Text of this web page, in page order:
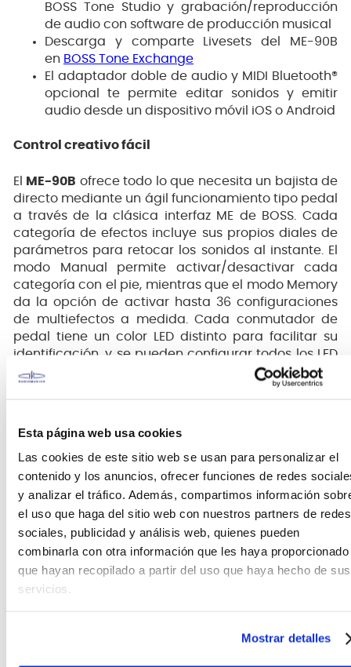
Esta página web usa cookies
Las cookies de este sitio web se usan para personalizar el
contenido y los anuncios, ofrecer funciones de redes
y analizar el tráfico. Además, compartimos información
el uso que haga del sitio web con nuestros partners de redes
sociales, publicidad y análisis web, quienes pueden
combinarla con otra información que les haya proporcionado
que hayan recopilado a partir del uso que haya hecho de sus
servicios.
Mostrar detalles
BOSS Tone Studio y grabación/reproducción
de audio con software de producción musical
Descarga y comparte Livesets del ME-90B
en BOSS Tone Exchange
El adaptador doble de audio y MIDI Bluetooth®
opcional te permite editar sonidos y emitir
audio desde un dispositivo móvil iOS o Android
Control creativo fácil
El ME-90B ofrece todo lo que necesita un bajista de
directo mediante un ágil funcionamiento tipo pedal
a través de la clásica interfaz ME de BOSS. Cada
categoría de efectos incluye sus propios diales de
parámetros para retocar los sonidos al instante. El
modo Manual permite activar/desactivar cada
categoría con el pie, mientras que el modo Memory
da la opción de activar hasta 36 configuraciones
de multiefectos a medida. Cada conmutador de
pedal tiene un color LED distinto para facilitar su
identificación, y se pueden configurar todos los LED
con un color fijo para cada modo.
ElME-90Bviene repleto de excelentes efectos de
bajo de la biblioteca BOSS, organizados en seis
secciones lógicas que se pueden utilizar
simultáneamente. Aplica modeladores de sonido
esenciales, como compresores, efectos de tono y
filtros. Explora texturas más agresivas con efectos
de drive y síntesis. Expande tu sonido con
modulación, delays y reverbs. Y pon la guinda con
los efectos específicos del pedal de expresión
integrado. Además, usa el dial Blend para dar más
el loop de envío/retorno para conectar tus pedales